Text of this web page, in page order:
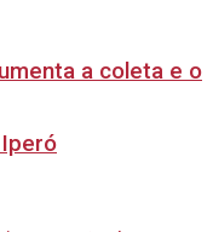
a coleta e o